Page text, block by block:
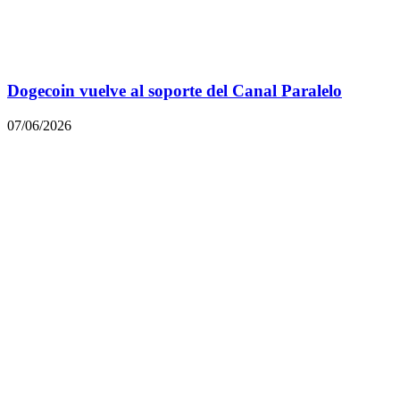
Dogecoin vuelve al soporte del Canal Paralelo
07/06/2026